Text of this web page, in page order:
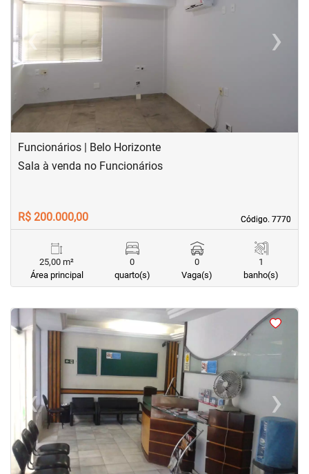
‹Previous ›Next
Funcionários | Belo Horizonte
Código. 7770
Código. 7770
Sala à venda no Funcionários
R$ 200.000,00
25,00 m²
Área principal
0
quarto(s)
0
Vaga(s)
1
banho(s)
<
‹Previous ›Next